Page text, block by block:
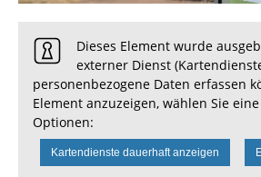
Dieses Element wurde
externer Dienst
personenbezogene Daten erfassen
Element anzuzeigen, wählen Sie
Optionen:
Kartendienste dauerhaft anzeigen